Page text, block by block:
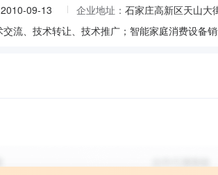
2010-09-13 企业地址： 石家庄高新区天山大